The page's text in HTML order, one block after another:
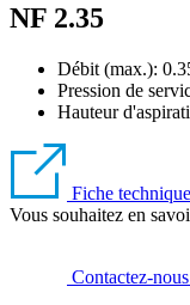
NF 2.35
Débit (max.):
Pression de
Hauteur
Fiche technique
Vous souhaitez en
Contactez-nous